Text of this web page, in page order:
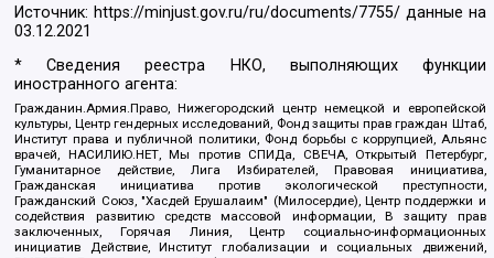
Источник: https://minjust.gov.ru/ru/documents/7755/ данные на
03.12.2021
* Сведения реестра НКО, выполняющих функции
иностранного агента:
Гражданин.Армия.Право, Нижегородский центр немецкой и европейской
культуры, Центр гендерных исследований, Фонд защиты прав граждан Штаб,
Институт права и публичной политики, Фонд борьбы с коррупцией, Альянс
врачей, НАСИЛИЮ.НЕТ, Мы против СПИДа, СВЕЧА, Открытый Петербург,
Гуманитарное действие, Лига Избирателей, Правовая инициатива,
Гражданская инициатива против экологической преступности,
Гражданский Союз, "Хасдей Ерушалаим" (Милосердие), Центр поддержки и
содействия развитию средств массовой информации, В защиту прав
заключенных, Горячая Линия, Центр социально-информационных
инициатив Действие, Институт глобализации и социальных движений,